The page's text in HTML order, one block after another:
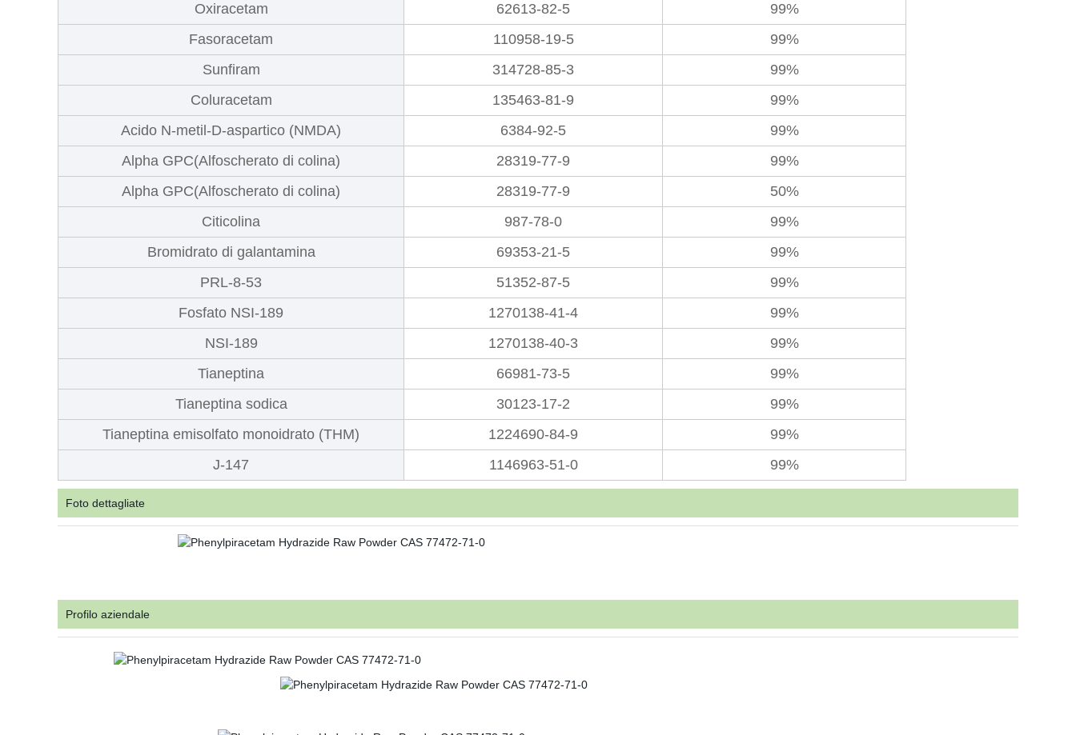
Oxiracetam
62613-82-5
99%
Fasoracetam
110958-19-5
99%
Sunfiram
314728-85-3
99%
Coluracetam
135463-81-9
99%
Acido N-metil-D-aspartico (NMDA)
6384-92-5
99%
Alpha GPC(Alfoscherato di colina)
28319-77-9
99%
Alpha GPC(Alfoscherato di colina)
28319-77-9
50%
Citicolina
987-78-0
99%
Bromidrato di galantamina
69353-21-5
99%
PRL-8-53
51352-87-5
99%
Fosfato NSI-189
1270138-41-4
99%
NSI-189
1270138-40-3
99%
Tianeptina
66981-73-5
99%
Tianeptina sodica
30123-17-2
99%
Tianeptina emisolfato monoidrato (THM)
1224690-84-9
99%
J-147
1146963-51-0 99%
Foto dettagliate
Profilo aziendale